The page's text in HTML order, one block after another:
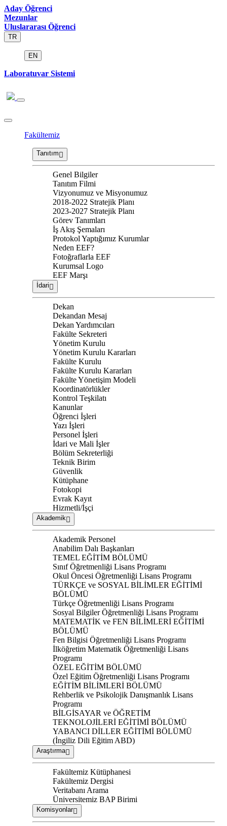
Aday Öğrenci
Mezunlar
Uluslararası Öğrenci
TR
EN
Laboratuvar Sistemi
Fakültemiz
Tanıtım
Genel Bilgiler
Tanıtım Filmi
Vizyonumuz ve Misyonumuz
2018-2022 Stratejik Planı
2023-2027 Stratejik Planı
Görev Tanımları
İş Akış Şemaları
Protokol Yaptığımız Kurumlar
Neden EEF?
Fotoğraflarla EEF
Kurumsal Logo
EEF Marşı
İdari
Dekan
Dekandan Mesaj
Dekan Yardımcıları
Fakülte Sekreteri
Yönetim Kurulu
Yönetim Kurulu Kararları
Fakülte Kurulu
Fakülte Kurulu Kararları
Fakülte Yönetişim Modeli
Koordinatörlükler
Kontrol Teşkilatı
Kanunlar
Öğrenci İşleri
Yazı İşleri
Personel İşleri
İdari ve Mali İşler
Bölüm Sekreterliği
Teknik Birim
Güvenlik
Kütüphane
Fotokopi
Evrak Kayıt
Hizmetli/İşçi
Akademik
Akademik Personel
Anabilim Dalı Başkanları
TEMEL EĞİTİM BÖLÜMÜ
Sınıf Öğretmenliği Lisans Programı
Okul Öncesi Öğretmenliği Lisans Programı
TÜRKÇE ve SOSYAL BİLİMLER EĞİTİMİ
BÖLÜMÜ
Türkçe Öğretmenliği Lisans Programı
Sosyal Bilgiler Öğretmenliği Lisans Programı
MATEMATİK ve FEN BİLİMLERİ EĞİTİMİ
BÖLÜMÜ
Fen Bilgisi Öğretmenliği Lisans Programı
İlköğretim Matematik Öğretmenliği Lisans
Programı
ÖZEL EĞİTİM BÖLÜMÜ
Özel Eğitim Öğretmenliği Lisans Programı
EĞİTİM BİLİMLERİ BÖLÜMÜ
Rehberlik ve Psikolojik Danışmanlık Lisans
Programı
BİLGİSAYAR ve ÖĞRETİM
TEKNOLOJİLERİ EĞİTİMİ BÖLÜMÜ
YABANCI DİLLER EĞİTİMİ BÖLÜMÜ
(İngiliz Dili Eğitim ABD)
Araştırma
Fakültemiz Kütüphanesi
Fakültemiz Dergisi
Veritabanı Arama
Üniversitemiz BAP Birimi
Komisyonlar